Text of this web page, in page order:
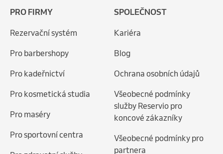
PRO FIRMY
Rezervační systém
Pro barbershopy
Pro kadeřnictví
Pro kosmetická studia
Pro maséry
Pro sportovní centra
SPOLEČNOST
Kariéra
Blog
Ochrana osobních údajů
Všeobecné podmínky
služby Reservio pro
koncové zákazníky
Všeobecné podmínky pro
partnera